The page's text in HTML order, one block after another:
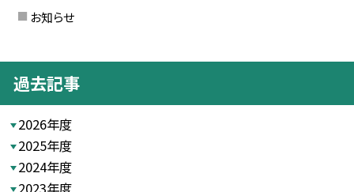
お知らせ
過去記事
2026年度
2025年度
2024年度